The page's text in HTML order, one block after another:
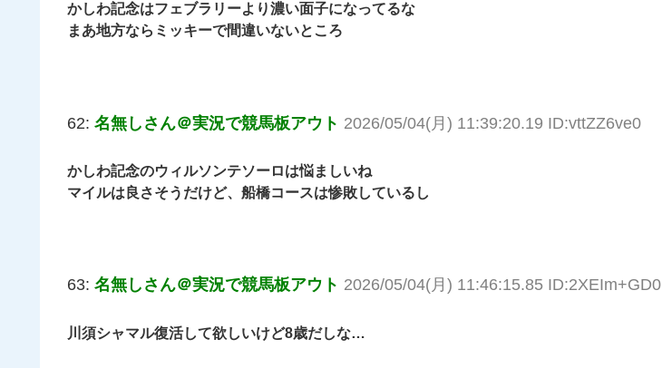
かしわ記念はフェブラリーより濃い面子になってるな
まあ地方ならミッキーで間違いないところ
62: 名無しさん＠実況で競馬板アウト 2026/05/04(月) 11:39:20.19 ID:vttZZ6ve0
かしわ記念のウィルソンテソーロは悩ましいね
マイルは良さそうだけど、船橋コースは惨敗しているし
63: 名無しさん＠実況で競馬板アウト 2026/05/04(月) 11:46:15.85 ID:2XEIm+GD0
川須シャマル復活して欲しいけど8歳だしな…